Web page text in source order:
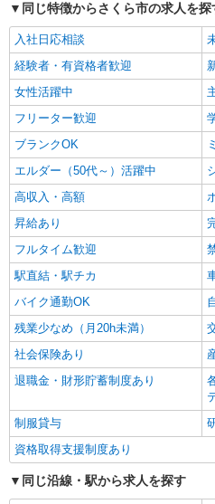
同じ特徴からさくら市の求人を探
入社日応相談
経験者・有資格者歓迎
女性活躍中
フリーター歓迎
ブランクOK
エルダー（50代～）活躍中
高収入・高額
昇給あり
フルタイム歓迎
駅直結・駅チカ
バイク通勤OK
残業少なめ（月20h未満）
社会保険あり
退職金・財形貯蓄制度あり
制服貸与
資格取得支援制度あり
同じ沿線・駅から求人を探す